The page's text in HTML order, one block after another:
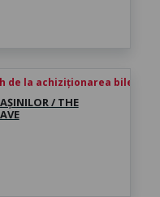
de la achiziționarea biletului
/ THE